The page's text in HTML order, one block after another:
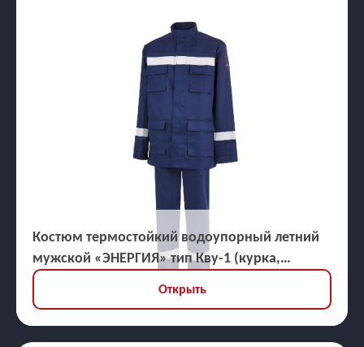
Костюм термостойкий водоупорный летний
мужской «ЭНЕРГИЯ» тип Кву-1 (курка,
брюки), ЗЭТВ 45,3 кал/кв.см
Открыть